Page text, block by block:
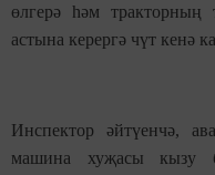
өлгерә һәм тракторның
астына керергә чүт кенә
Инспектор әйтүенчә,
машина хуҗасы кызу